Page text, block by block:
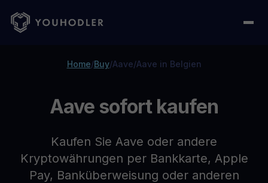
Home/Buy/Aave/Aave in Belgien
Aave sofort kaufen
Kaufen Sie Aave oder andere
Kryptowährungen per Bankkarte, Apple
Pay, Banküberweisung oder anderen